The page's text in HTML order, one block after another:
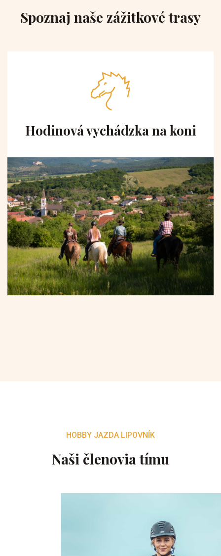
Spoznaj naše zážitkové trasy
Hodinová vychádzka na koni
HOBBY JAZDA LIPOVNÍK
Naši členovia tímu